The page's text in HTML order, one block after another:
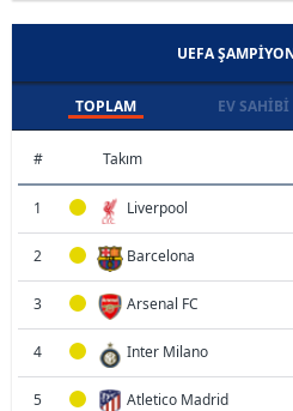
UEFA
TOPLAM EV SAHIBI
# Takım
1 Liverpool
2 Barcelona
3 Arsenal FC
4 Inter Milano
5 Atletico Madrid